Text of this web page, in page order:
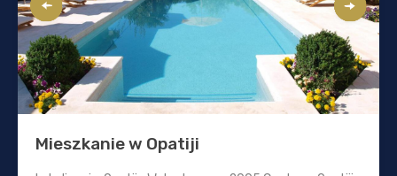
Mieszkanie w Opatiji